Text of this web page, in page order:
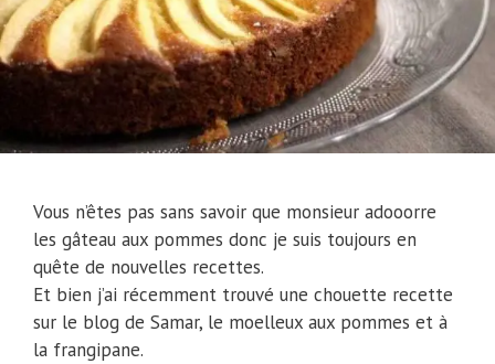
Vous n’êtes pas sans savoir que monsieur adooorre
les gâteau aux pommes donc je suis toujours en
quête de nouvelles recettes.
Et bien j’ai récemment trouvé une chouette recette
sur le blog de Samar, le moelleux aux pommes et à
la frangipane.